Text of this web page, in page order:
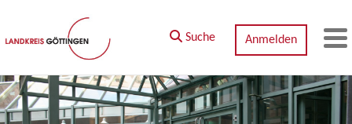
Zum Hauptinhalt springen
Suche Anmelden